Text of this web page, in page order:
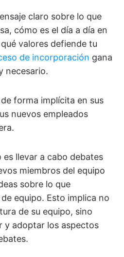
claro sobre lo que
cómo es el día a día en
valores defiende tu
de incorporación gana
necesario.
forma implícita en sus
nuevos empleados
llevar a cabo debates
miembros del equipo
sobre lo que
equipo. Esto implica no
de su equipo, sino
y adoptar los aspectos